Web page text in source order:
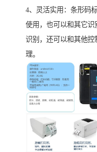
4、灵活实用：条形码
使用，也可以和其它
识别，还可以和其他
理。